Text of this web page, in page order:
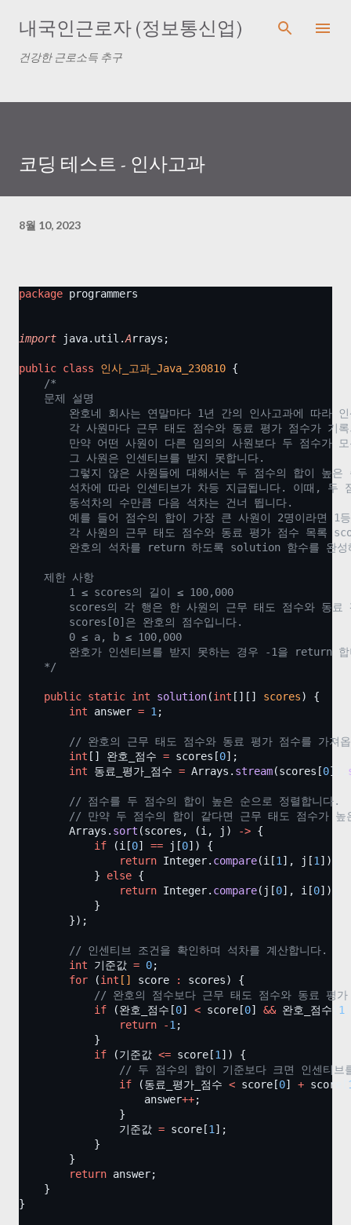
기본 콘텐츠로 건너
내국인근로자 (정보통신업)
건강한 근로소득 추구
코딩 테스트 - 인사고과
8월 10, 2023
package programmers
import java.util.Arrays;
public class 인사_고과_Java_230810 {
/*
문제 설명
완호네 회사는 연말마다 1년 간의 인사고과에 따라 인
각 사원마다 근무 태도 점수와 동료 평가 점수가 기록
만약 어떤 사원이 다른 임의의 사원보다 두 점수가 모
그 사원은 인센티브를 받지 못합니다.
그렇지 않은 사원들에 대해서는 두 점수의 합이 높은
석차에 따라 인센티브가 차등 지급됩니다. 이때, 두 점
동석차의 수만큼 다음 석차는 건너 뜁니다.
예를 들어 점수의 합이 가장 큰 사원이 2명이라면 1등이
각 사원의 근무 태도 점수와 동료 평가 점수 목록
완호의 석차를 return 하도록 solution 함수를 완성
제한 사항
1 ≤ scores의 길이 ≤ 100,000
scores의 각 행은 한 사원의 근무 태도 점수와 동료
scores[0]은 완호의 점수입니다.
0 ≤ a, b ≤ 100,000
완호가 인센티브를 받지 못하는 경우 -1을 return 합
*/
public static int solution(int [][] scores) {
int
answer = 1 ;
// 완호의 근무 태도 점수와 동료 평가 점수를 가져
int [] 완호_점수 = scores[0];
int 동료_평가_점수 = Arrays. stream(scores[0]).
// 점수를 두 점수의 합이 높은 순으로 정렬합니다.
// 만약 두 점수의 합이 같다면 근무 태도 점수가 높
Arrays. sort (scores, (i, j) -> {
if (i[0] == j[0]) {
return Integer. compare(i[1 ], j[1 ]);
} else {
return Integer. compare(j[0], i[0]);
}
});
// 인센티브 조건을 확인하며 석차를 계산합니다.
int 기준값 = 0;
for (int [] score :
scores) {
// 완호의 점수보다 근무 태도 점수와 동료 평
if (완호_점수[0] < score[0] && 완호_점수[ 1
return
-1 ;
}
if (기준값 <= score[1 ]) {
// 두 점수의 합이 기준보다 크면 인센티브
if (동료_평가_점수 < score[0] + score[
answer++;
}
기준값 = score[1 ];
}
}
return answer;
}
}